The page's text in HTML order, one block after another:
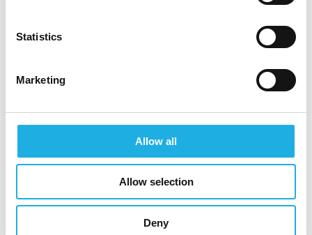
Statistics
Marketing
Allow all
Allow selection
Deny